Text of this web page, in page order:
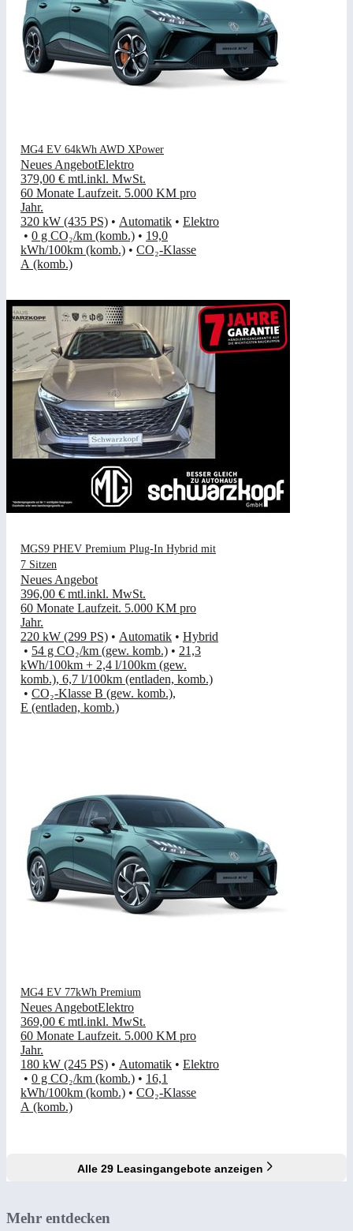
MG4 EV 64kWh AWD XPower
Neues AngebotElektro
379,00 € mtl.inkl. MwSt.
60 Monate Laufzeit. 5.000 KM pro
Jahr.
320 kW (435 PS) • Automatik • Elektro
• 0 g CO₂/km (komb.) • 19,0
kWh/100km (komb.) • CO₂-Klasse
A (komb.)
MGS9 PHEV Premium Plug-In Hybrid mit
7 Sitzen
Neues Angebot
396,00 € mtl.inkl. MwSt.
60 Monate Laufzeit. 5.000 KM pro
Jahr.
220 kW (299 PS) • Automatik • Hybrid
• 54 g CO₂/km (gew. komb.) • 21,3
kWh/100km + 2,4 l/100km (gew.
komb.), 6,7 l/100km (entladen, komb.)
• CO₂-Klasse B (gew. komb.),
E (entladen, komb.)
MG4 EV 77kWh Premium
Neues AngebotElektro
369,00 € mtl.inkl. MwSt.
60 Monate Laufzeit. 5.000 KM pro
Jahr.
180 kW (245 PS) • Automatik • Elektro
• 0 g CO₂/km (komb.) • 16,1
kWh/100km (komb.) • CO₂-Klasse
A (komb.)
Alle 29 Leasingangebote anzeigen
Mehr entdecken